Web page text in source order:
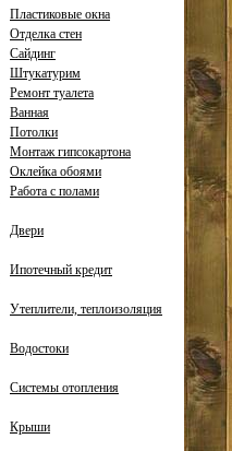
Пластиковые окна
Отделка стен
Сайдинг
Штукатурим
Ремонт туалета
Ванная
Потолки
Монтаж гипсокартона
Оклейка обоями
Работа с полами
Двери
Ипотечный кредит
Утеплители, теплоизоляция
Водостоки
Системы отопления
Крыши